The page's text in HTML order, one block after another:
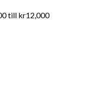
till kr12,000